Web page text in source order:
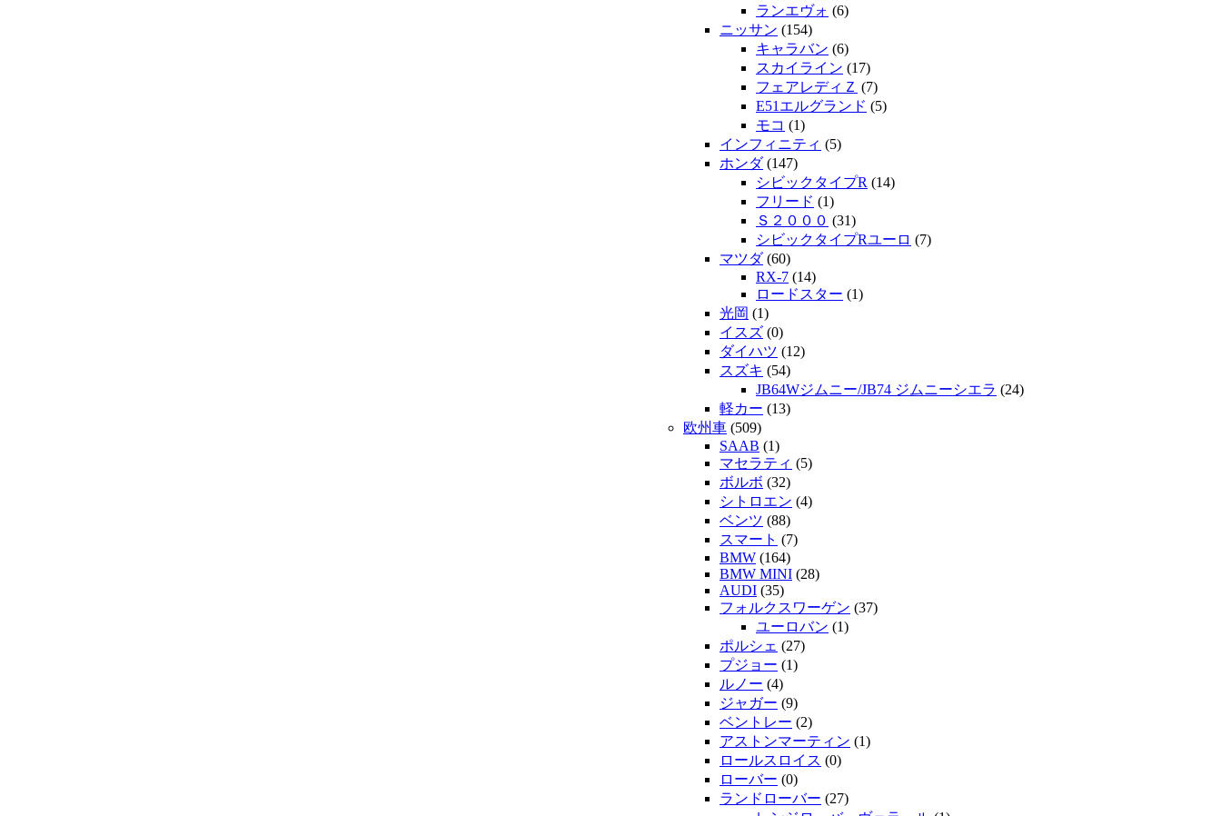
ランエヴォ (6)
ニッサン (154)
キャラバン (6)
スカイライン (17)
フェアレディＺ (7)
E51エルグランド (5)
モコ (1)
インフィニティ (5)
ホンダ(147)
シビックタイプR (14)
フリード (1)
Ｓ２０００ (31)
シビックタイプRユーロ (7)
マツダ(60)
RX-7 (14)
ロードスター (1)
光岡 (1)
イスズ (0)
ダイハツ (12)
スズキ (54)
JB64Wジムニー/JB74 ジムニーシエラ (24)
軽カー (13)
欧州車 (509)
SAAB (1)
マセラティ (5)
ボルボ (32)
シトロエン (4)
ベンツ (88)
スマート (7)
BMW (164)
BMW MINI (28)
AUDI (35)
フォルクスワーゲン (37)
ユーロバン (1)
ポルシェ (27)
プジョー (1)
ルノー (4)
ジャガー (9)
ベントレー (2)
アストンマーティン (1)
ロールスロイス (0)
ローバー (0)
ランドローバー (27)